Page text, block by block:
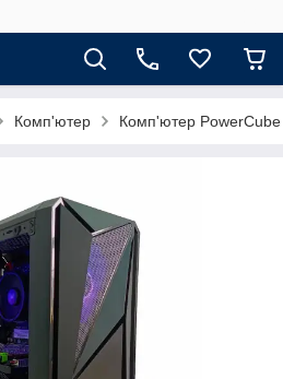
Комп'ютер Комп'ютер